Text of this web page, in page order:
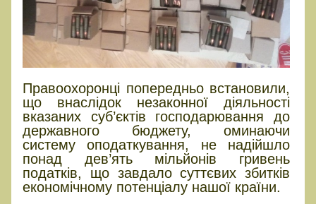
Правоохоронці попередньо встановили,
що внаслідок незаконної діяльності
вказаних суб’єктів господарювання до
державного бюджету, оминаючи
систему оподаткування, не надійшло
понад дев’ять мільйонів гривень
податків, що завдало суттєвих збитків
економічному потенціалу нашої країни.